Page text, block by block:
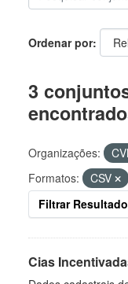
Ordenar por
3
Organizações:
Formatos:
CSV
Filtrar
Cias